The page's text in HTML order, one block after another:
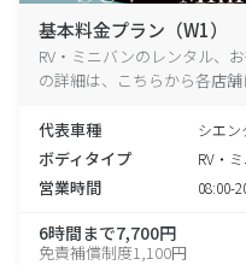
基本料金プラン（W1）
RV・ミニバンのレンタル、
の詳細は、こちらから各店舗
代表車種 シエン
ボディタイプ RV・
営業時間 08:00-
6時間まで7,700円
免責補償制度1,100円